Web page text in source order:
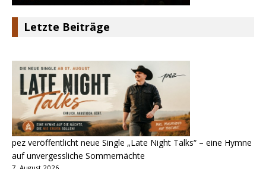
Letzte Beiträge
pez veröffentlicht neue Single „Late Night Talks“ – eine Hymne
auf unvergessliche Sommernächte